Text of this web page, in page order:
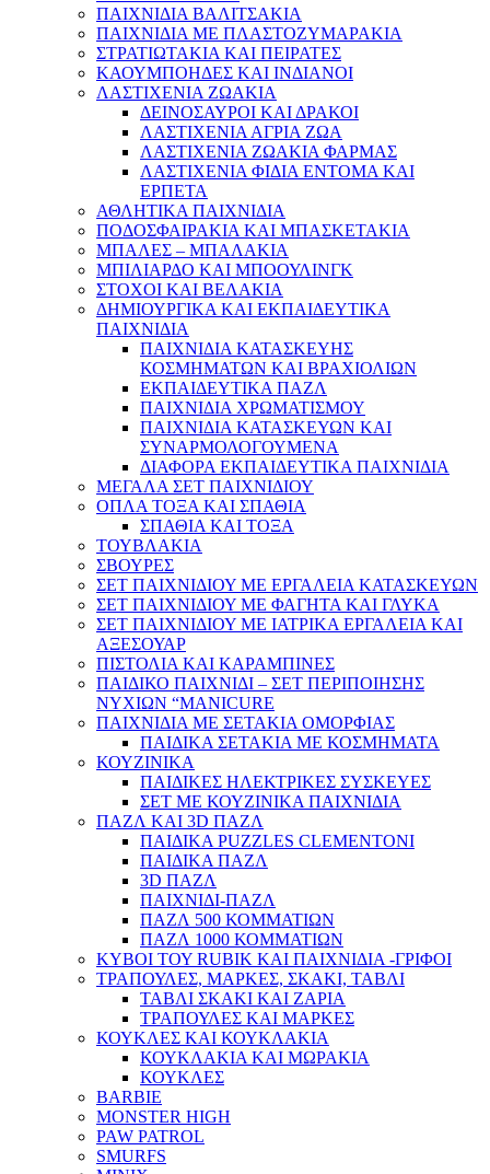
ΠΑΙΧΝΙΔΙΑ ΒΑΛΙΤΣΑΚΙΑ
ΠΑΙΧΝΙΔΙΑ ΜΕ ΠΛΑΣΤΟΖΥΜΑΡΑΚΙΑ
ΣΤΡΑΤΙΩΤΑΚΙΑ ΚΑΙ ΠΕΙΡΑΤΕΣ
ΚΑΟΥΜΠΟΗΔΕΣ ΚΑΙ ΙΝΔΙΑΝΟΙ
ΛΑΣΤΙΧΕΝΙΑ ΖΩΑΚΙΑ
ΔΕΙΝΟΣΑΥΡΟΙ ΚΑΙ ΔΡΑΚΟΙ
ΛΑΣΤΙΧΕΝΙΑ ΑΓΡΙΑ ΖΩΑ
ΛΑΣΤΙΧΕΝΙΑ ΖΩΑΚΙΑ ΦΑΡΜΑΣ
ΛΑΣΤΙΧΕΝΙΑ ΦΙΔΙΑ ΕΝΤΟΜΑ ΚΑΙ
ΕΡΠΕΤΑ
ΑΘΛΗΤΙΚΑ ΠΑΙΧΝΙΔΙΑ
ΠΟΔΟΣΦΑΙΡΑΚΙΑ ΚΑΙ ΜΠΑΣΚΕΤΑΚΙΑ
ΜΠΑΛΕΣ – ΜΠΑΛΑΚΙΑ
ΜΠΙΛΙΑΡΔΟ ΚΑΙ ΜΠΟΟΥΛΙΝΓΚ
ΣΤΟΧΟΙ ΚΑΙ ΒΕΛΑΚΙΑ
ΔΗΜΙΟΥΡΓΙΚΑ ΚΑΙ ΕΚΠΑΙΔΕΥΤΙΚΑ
ΠΑΙΧΝΙΔΙΑ
ΠΑΙΧΝΙΔΙΑ ΚΑΤΑΣΚΕΥΗΣ
ΚΟΣΜΗΜΑΤΩΝ ΚΑΙ ΒΡΑΧΙΟΛΙΩΝ
ΕΚΠΑΙΔΕΥΤΙΚΑ ΠΑΖΛ
ΠΑΙΧΝΙΔΙΑ ΧΡΩΜΑΤΙΣΜΟΥ
ΠΑΙΧΝΙΔΙΑ ΚΑΤΑΣΚΕΥΩΝ ΚΑΙ
ΣΥΝΑΡΜΟΛΟΓΟΥΜΕΝΑ
ΔΙΑΦΟΡΑ ΕΚΠΑΙΔΕΥΤΙΚΑ ΠΑΙΧΝΙΔΙΑ
ΜΕΓΑΛΑ ΣΕΤ ΠΑΙΧΝΙΔΙΟΥ
ΟΠΛΑ ΤΟΞΑ ΚΑΙ ΣΠΑΘΙΑ
ΣΠΑΘΙΑ ΚΑΙ ΤΟΞΑ
ΤΟΥΒΛΑΚΙΑ
ΣΒΟΥΡΕΣ
ΣΕΤ ΠΑΙΧΝΙΔΙΟΥ ΜΕ ΕΡΓΑΛΕΙΑ ΚΑΤΑΣΚΕΥΩΝ
ΣΕΤ ΠΑΙΧΝΙΔΙΟΥ ΜΕ ΦΑΓΗΤΑ ΚΑΙ ΓΛΥΚΑ
ΣΕΤ ΠΑΙΧΝΙΔΙΟΥ ΜΕ ΙΑΤΡΙΚΑ ΕΡΓΑΛΕΙΑ ΚΑΙ
ΑΞΕΣΟΥΑΡ
ΠΙΣΤΟΛΙΑ ΚΑΙ ΚΑΡΑΜΠΙΝΕΣ
ΠΑΙΔΙΚΟ ΠΑΙΧΝΙΔΙ – ΣΕΤ ΠΕΡΙΠΟΙΗΣΗΣ
ΝΥΧΙΩΝ “MANICURE
ΠΑΙΧΝΙΔΙΑ ΜΕ ΣΕΤΑΚΙΑ ΟΜΟΡΦΙΑΣ
ΠΑΙΔΙΚΑ ΣΕΤΑΚΙΑ ΜΕ ΚΟΣΜΗΜΑΤΑ
ΚΟΥΖΙΝΙΚΑ
ΠΑΙΔΙΚΕΣ ΗΛΕΚΤΡΙΚΕΣ ΣΥΣΚΕΥΕΣ
ΣΕΤ ΜΕ ΚΟΥΖΙΝΙΚΑ ΠΑΙΧΝΙΔΙΑ
ΠΑΖΛ ΚΑΙ 3D ΠΑΖΛ
ΠΑΙΔΙΚΑ PUZZLES CLEMENTONI
ΠΑΙΔΙΚΑ ΠΑΖΛ
3D ΠΑΖΛ
ΠΑΙΧΝΙΔΙ-ΠΑΖΛ
ΠΑΖΛ 500 ΚΟΜΜΑΤΙΩΝ
ΠΑΖΛ 1000 ΚΟΜΜΑΤΙΩΝ
ΚΥΒΟΙ ΤΟΥ RUBIK ΚΑΙ ΠΑΙΧΝΙΔΙΑ -ΓΡΙΦΟΙ
ΤΡΑΠΟΥΛΕΣ, ΜΑΡΚΕΣ, ΣΚΑΚΙ, ΤΑΒΛΙ
ΤΑΒΛΙ ΣΚΑΚΙ ΚΑΙ ΖΑΡΙΑ
ΤΡΑΠΟΥΛΕΣ ΚΑΙ ΜΑΡΚΕΣ
ΚΟΥΚΛΕΣ ΚΑΙ ΚΟΥΚΛΑΚΙΑ
ΚΟΥΚΛΑΚΙΑ ΚΑΙ ΜΩΡΑΚΙΑ
ΚΟΥΚΛΕΣ
BARBIE
MONSTER HIGH
PAW PATROL
SMURFS